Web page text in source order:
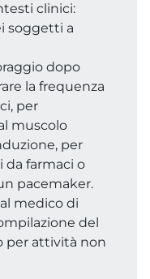
clinici:
soggetti a
dopo
la frequenza
per
muscolo
per
farmaci o
pacemaker.
medico di
del
per attività non